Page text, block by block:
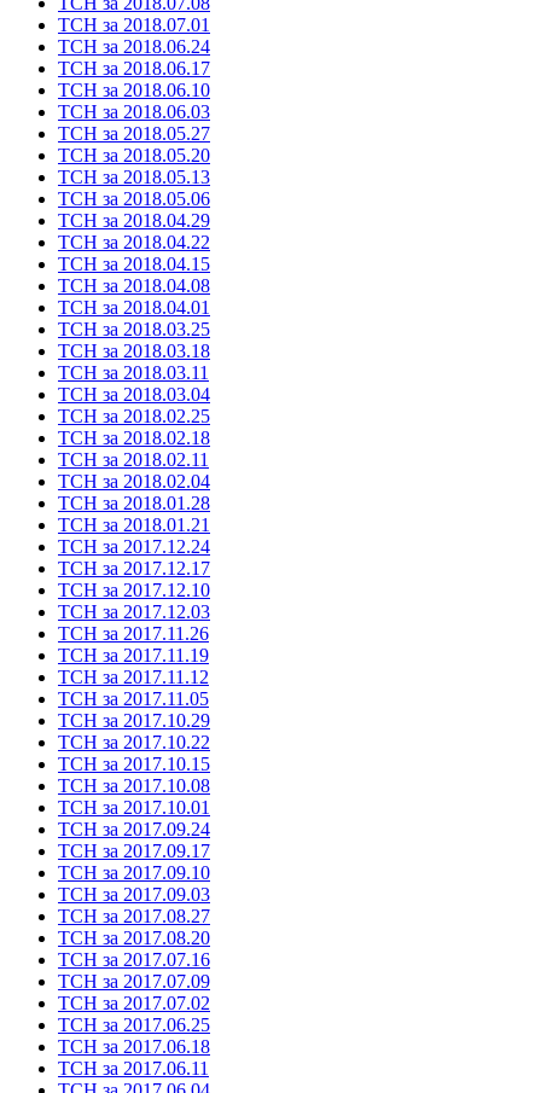
ТСН за 2018.07.01
ТСН за 2018.06.24
ТСН за 2018.06.17
ТСН за 2018.06.10
ТСН за 2018.06.03
ТСН за 2018.05.27
ТСН за 2018.05.20
ТСН за 2018.05.13
ТСН за 2018.05.06
ТСН за 2018.04.29
ТСН за 2018.04.22
ТСН за 2018.04.15
ТСН за 2018.04.08
ТСН за 2018.04.01
ТСН за 2018.03.25
ТСН за 2018.03.18
ТСН за 2018.03.11
ТСН за 2018.03.04
ТСН за 2018.02.25
ТСН за 2018.02.18
ТСН за 2018.02.11
ТСН за 2018.02.04
ТСН за 2018.01.28
ТСН за 2018.01.21
ТСН за 2017.12.24
ТСН за 2017.12.17
ТСН за 2017.12.10
ТСН за 2017.12.03
ТСН за 2017.11.26
ТСН за 2017.11.19
ТСН за 2017.11.12
ТСН за 2017.11.05
ТСН за 2017.10.29
ТСН за 2017.10.22
ТСН за 2017.10.15
ТСН за 2017.10.08
ТСН за 2017.10.01
ТСН за 2017.09.24
ТСН за 2017.09.17
ТСН за 2017.09.10
ТСН за 2017.09.03
ТСН за 2017.08.27
ТСН за 2017.08.20
ТСН за 2017.07.16
ТСН за 2017.07.09
ТСН за 2017.07.02
ТСН за 2017.06.25
ТСН за 2017.06.18
ТСН за 2017.06.11